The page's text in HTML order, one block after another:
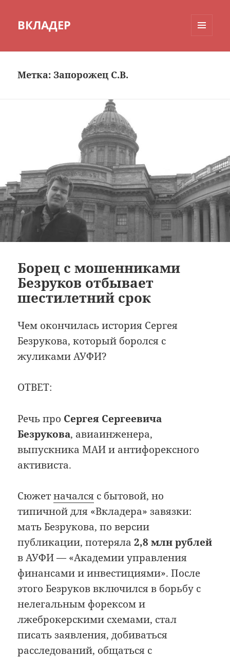
ВКЛАДЕР
Метка:Запорожец С.В.
Борец с мошенниками
Безруков отбывает
шестилетний срок
Чем окончилась история Сергея
Безрукова, который боролся с
жуликами АУФИ?
ОТВЕТ:
Речь про Сергея Сергеевича
Безрукова, авиаинженера,
выпускника МАИ и антифорексного
активиста.
Сюжетначался с бытовой, но
типичной для «Вкладера» завязки:
мать Безрукова, по версии
публикации, потеряла2,8 млн рублей
в АУФИ — «Академии управления
финансами и инвестициями». После
этого Безруков включился в борьбу с
нелегальным форексом и
лжеброкерскими схемами, стал
писать заявления, добиваться
расследований, общаться с